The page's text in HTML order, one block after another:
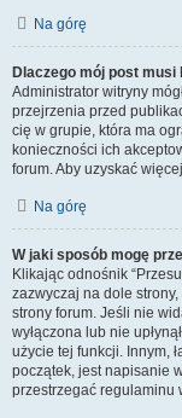
Na górę
Dlaczego mój post
Administrator witryny
przejrzenia przed
cię w grupie, która ma
konieczności ich
forum. Aby uzyskać
Na górę
W jaki sposób mogę
Klikając odnośnik
zazwyczaj na dole
strony forum. Jeśli nie
wyłączona lub nie
użycie tej funkcji. Innym,
początek, jest napisanie
przestrzegać regulaminu